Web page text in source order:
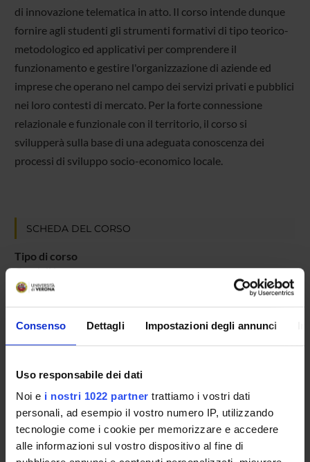
Consenso Dettagli Impostazioni degli annunci
Uso responsabile dei dati
Noi e i nostri 1022 partner trattiamo i vostri dati
personali, ad esempio il vostro numero IP, utilizzando
tecnologie come i cookie per memorizzare e accedere
alle informazioni sul vostro dispositivo al fine di
di innovazione telematica in atto. Il corso intende dunque
fornire agli studenti gli strumenti formativi di tipo teorico-
metodologico ed applicativi per comprendere il
funzionamento e gestire l'organizzazione di aziende ed
imprese che operano nel campo dei servizi privati e pubblici
nei loro contesti di mercato. Per la forte connessione
relazionale e funzionale con il territorio, il corso si
svilupperà sulla base di una adeguata conoscenza dei
processi di sviluppo socio-economico locale.
SCHEDA DEL CORSO
Tipo di corso
Corsi di laurea
Durata
3 anni
Classe di appartenenza
17 - Classe delle lauree in scienze dell'economia e della
Collegio didattico di Economia Aziendale (dismesso il 30
settembre 2018)
Gestione didattica e studenti
Unità operativa Segreteria dei Corsi di Studio Economia